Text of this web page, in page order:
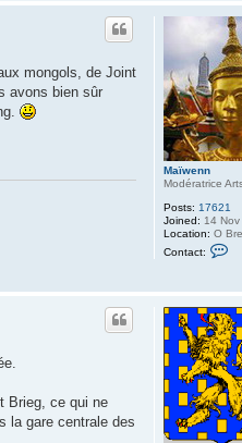
a
c
t
M
a
ï
w
e
n
n
Maïwenn
Modératrice
Posts: 17621
Joined: 14
Location: O
Contact:
c
t
M
a
ï
w
e
n
n
mongols, de Joint
avons bien sûr
Brieg, ce qui ne
la gare centrale des